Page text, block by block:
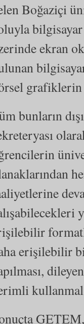
Boğaziçi
ekran
grafiklerin
bunların
erişilebilir